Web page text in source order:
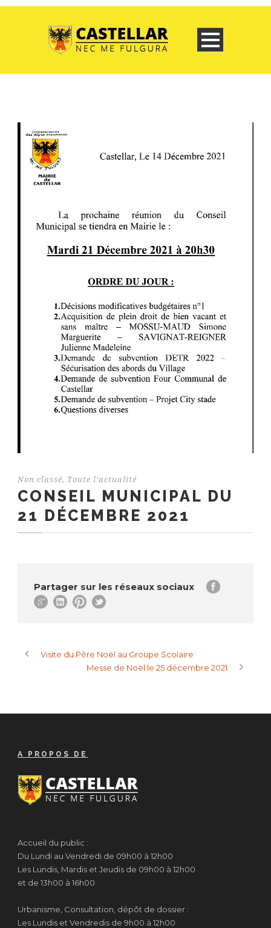
Non classé, Toute l'actualité
CONSEIL MUNICIPAL DU
21 DÉCEMBRE 2021
Partager sur les réseaux sociaux
Visite du Père Noël au Groupe Scolaire
Messe de Noël le 25 décembre 2021
A PROPOS DE
Accueil du public :
Du Lundi au Vendredi de 09h00 à 12h00
Les Lundis, Mardis et Jeudis de 09h00 à 12h00
et de 13h00 à 16h00
Urbanisme, Consultation, dépôt de dossier :
Les Lundis et Vendredis de 9h00 à 12h00